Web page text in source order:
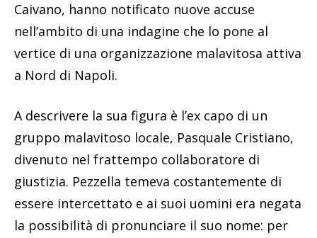
Caivano, hanno notificato nuove accuse
nell’ambito di una indagine che lo pone al
vertice di una organizzazione malavitosa attiva
a Nord di Napoli.
A descrivere la sua figura è l’ex capo di un
gruppo malavitoso locale, Pasquale Cristiano,
divenuto nel frattempo collaboratore di
giustizia. Pezzella temeva costantemente di
essere intercettato e ai suoi uomini era negata
la possibilità di pronunciare il suo nome: per